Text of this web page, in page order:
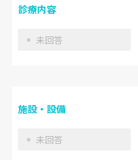
診療内容
未回答
施設・設備
未回答